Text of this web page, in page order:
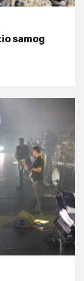
samog